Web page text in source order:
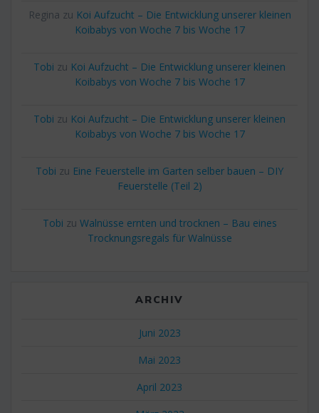
Regina zu Koi Aufzucht – Die Entwicklung unserer kleinen
Koibabys von Woche 7 bis Woche 17
Tobi zu Koi Aufzucht – Die Entwicklung unserer kleinen
Koibabys von Woche 7 bis Woche 17
Tobi zu Koi Aufzucht – Die Entwicklung unserer kleinen
Koibabys von Woche 7 bis Woche 17
Tobi zu Eine Feuerstelle im Garten selber bauen – DIY
Feuerstelle (Teil 2)
Tobi zu Walnüsse ernten und trocknen – Bau eines
Trocknungsregals für Walnüsse
ARCHIV
Juni 2023
Mai 2023
April 2023